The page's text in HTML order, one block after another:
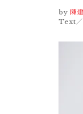
by 陳
Text